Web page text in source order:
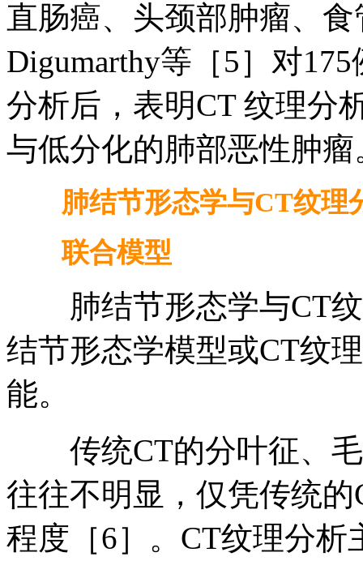
直肠癌、头颈部肿瘤、
Digumarthy等［5］对
分析后，表明CT 纹理分
与低分化的肺部恶性肿瘤
肺结节形态学与CT纹理
联合模型
肺结节形态学与CT纹
结节形态学模型或CT纹
能。
传统CT的分叶征、毛
往往不明显，仅凭传统
程度［6］。CT纹理分